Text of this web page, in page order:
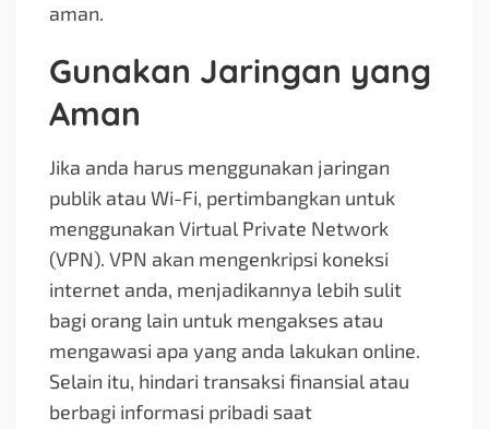
aman.
Gunakan Jaringan yang
Aman
Jika anda harus menggunakan jaringan
publik atau Wi-Fi, pertimbangkan untuk
menggunakan Virtual Private Network
(VPN). VPN akan mengenkripsi koneksi
internet anda, menjadikannya lebih sulit
bagi orang lain untuk mengakses atau
mengawasi apa yang anda lakukan online.
Selain itu, hindari transaksi finansial atau
berbagi informasi pribadi saat